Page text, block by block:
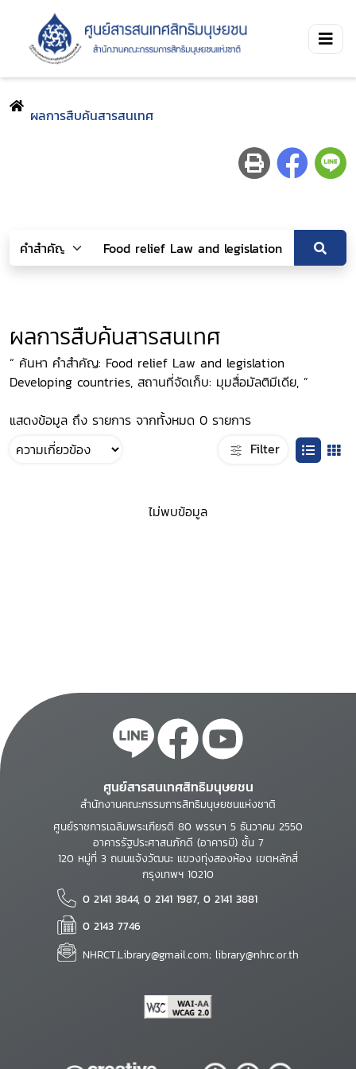
ผลการสืบค้นสารสนเทศ
ผลการสืบค้นสารสนเทศ
“ ค้นหา คำสำคัญ: Food relief Law and legislation
Developing countries, สถานที่จัดเก็บ: มุมสื่อมัลติมีเดีย, ”
แสดงข้อมูล ถึง รายการ จากทั้งหมด 0 รายการ
Filter
ไม่พบข้อมูล
ศูนย์สารสนเทศสิทธิมนุษยชน
สำนักงานคณะกรรมการสิทธิมนุษยชนแห่งชาติ
ศูนย์ราชการเฉลิมพระเกียรติ 80 พรรษา 5 ธันวาคม 2550
อาคารรัฐประศาสนภักดี (อาคารบี) ชั้น 7
120 หมู่ที่ 3 ถนนแจ้งวัฒนะ แขวงทุ่งสองห้อง เขตหลักสี่
กรุงเทพฯ 10210
0 2141 3844, 0 2141 1987, 0 2141 3881
0 2143 7746
NHRCT.Library@gmail.com; library@nhrc.or.th